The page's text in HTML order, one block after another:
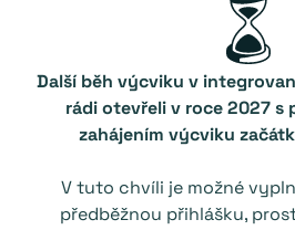
Další běh výcviku v
rádi otevřeli v roce 2027 s
zahájením výcviku
V tuto chvíli je možné
předběžnou přihlášku,